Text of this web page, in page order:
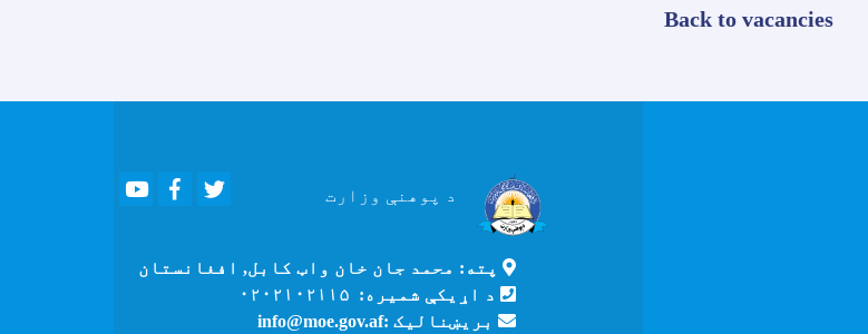
Back to vacancies
د پوهنې وزارت
YoutubeFacebook
پته: محمد جان خان واټ کابل, افغانستان
د اړیکې شمیره: ۰۲۰۲۱۰۲۱۱۵
بریښنالیک :info@moe.gov.af